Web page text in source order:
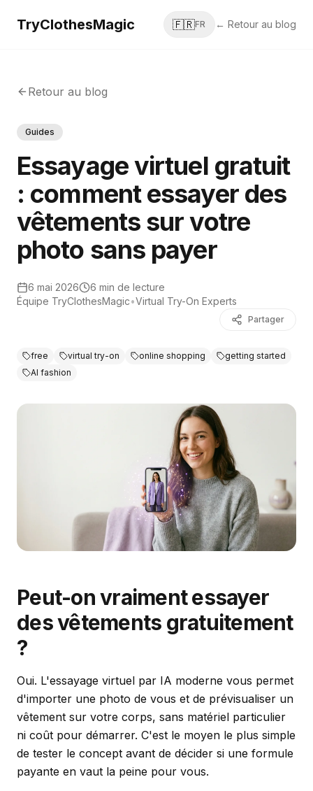
TryClothesMagic 🇫🇷FR ← Retour au blog
Retour au blog
Guides
Essayage virtuel gratuit
: comment essayer des
vêtements sur votre
photo sans payer
6 mai 2026
6 min de lecture
Équipe TryClothesMagic•Virtual Try-On Experts
Partager
free virtual try-on online shopping
getting started
AI fashion
Peut-on vraiment essayer
des vêtements gratuitement
?
Oui. L'essayage virtuel par IA moderne vous permet
d'importer une photo de vous et de prévisualiser un
vêtement sur votre corps, sans matériel particulier
ni coût pour démarrer. C'est le moyen le plus simple
de tester le concept avant de décider si une formule
payante en vaut la peine pour vous.